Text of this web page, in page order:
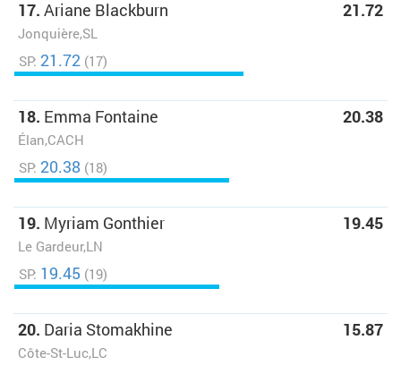
17. Ariane Blackburn
Jonquière,SL
21.72
SP: 21.72 (17)
18. Emma Fontaine
Élan,CACH
20.38
SP: 20.38 (18)
19. Myriam Gonthier
Le Gardeur,LN
19.45
SP: 19.45 (19)
20. Daria Stomakhine
Côte-St-Luc,LC
15.87